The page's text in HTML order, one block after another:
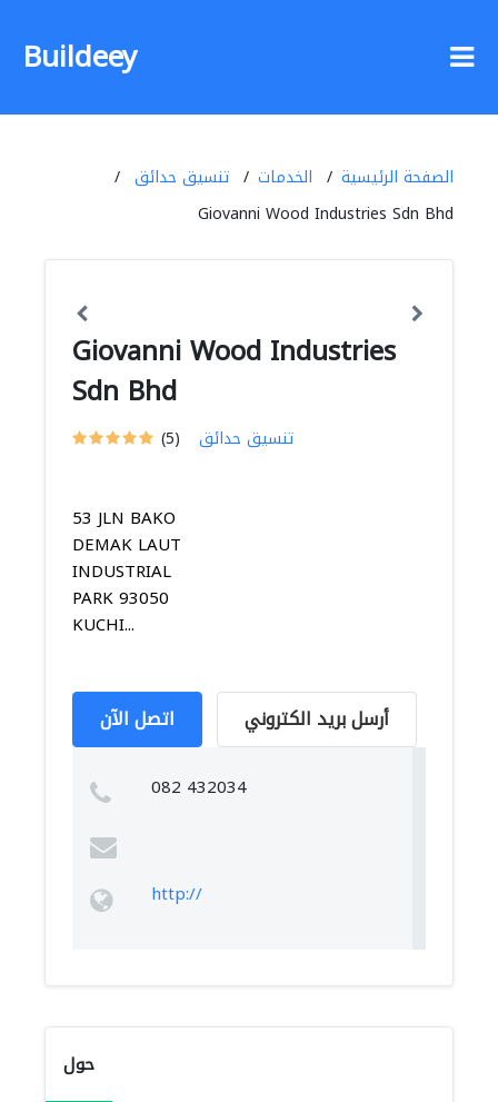
Buildeey
الصفحة الرئيسية الخدمات
تنسيق حدائق
Giovanni Wood Industries Sdn Bhd
Giovanni Wood Industries
Sdn Bhd
(5) تنسيق حدائق
53 JLN BAKO
DEMAK LAUT
INDUSTRIAL
PARK 93050
KUCHI...
اتصل الآن أرسل بريد الكتروني
082 432034
http://
حول